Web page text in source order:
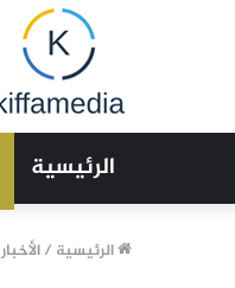
الرئيسية
الرئيسية /الأخبار